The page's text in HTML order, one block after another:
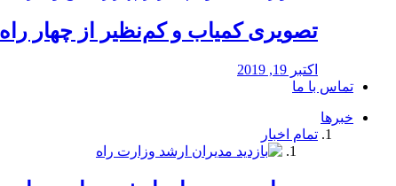
️تصویری کمیاب و کم‌نظیر از چهار راه
اکتبر 19, 2019
تماس با ما
خبرها
تمام اخبار